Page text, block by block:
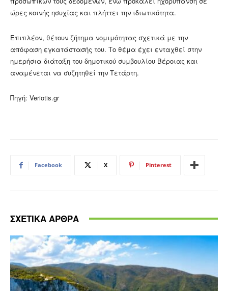
ώρες κοινής ησυχίας και πλήττει την ιδιωτικότητα.
Επιπλέον, θέτουν ζήτημα νομιμότητας σχετικά με την
απόφαση εγκατάστασής του. Το θέμα έχει ενταχθεί στην
ημερήσια διάταξη του δημοτικού συμβουλίου Βέροιας και
αναμένεται να συζητηθεί την Τετάρτη.
Πηγή: Veriotis.gr
Facebook X Pinterest
ΣΧΕΤΙΚΑ ΑΡΘΡΑ